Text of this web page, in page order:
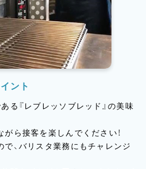
ント
る『レブレッソブレッド』の美味
ら接客を楽しんでください！
、バリスタ業務にもチャレンジ